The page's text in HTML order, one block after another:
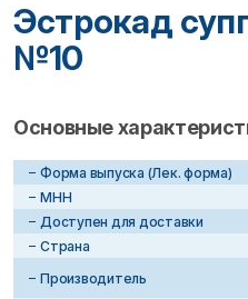
Эстрокад
№10
Основные
Форма выпуска (Лек. форма)
МНН
Доступен для доставки
Страна
Производитель